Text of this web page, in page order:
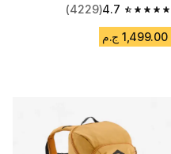
4.7
4.7 out of 5 stars from 4229 reviews
(4229)
1,499.00 ج.م